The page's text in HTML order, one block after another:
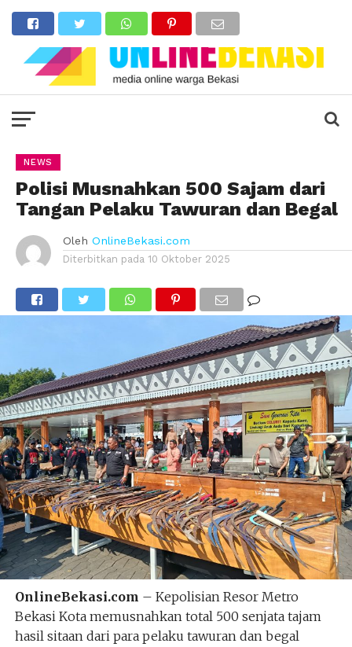
NEWS
Polisi Musnahkan 500 Sajam dari
Tangan Pelaku Tawuran dan Begal
Oleh OnlineBekasi.com
Diterbitkan pada 10 Oktober 2025
OnlineBekasi.com – Kepolisian Resor Metro
Bekasi Kota memusnahkan total 500 senjata tajam
hasil sitaan dari para pelaku tawuran dan begal